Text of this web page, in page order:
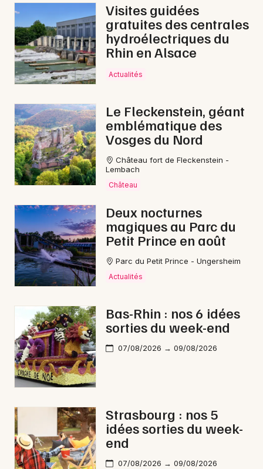
Visites guidées
gratuites des centrales
hydroélectriques du
Rhin en Alsace
Actualités
Le Fleckenstein, géant
emblématique des
Vosges du Nord
Château fort de Fleckenstein -
Lembach
Château
Deux nocturnes
magiques au Parc du
Petit Prince en août
Parc du Petit Prince - Ungersheim
Actualités
Bas-Rhin : nos 6 idées
sorties du week-end
07/08/2026 → 09/08/2026
Strasbourg : nos 5
idées sorties du week-
end
07/08/2026 → 09/08/2026